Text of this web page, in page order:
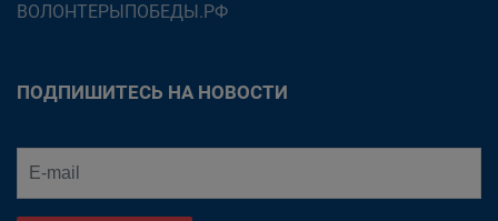
ВОЛОНТЕРЫПОБЕДЫ.РФ
ПОДПИШИТЕСЬ НА НОВОСТИ